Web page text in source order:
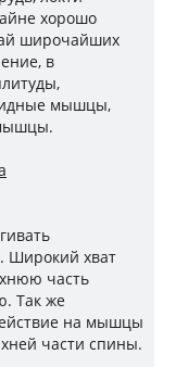
хорошо
широчайших
в
мышцы,
хват
часть
Так же
на мышцы
части спины.